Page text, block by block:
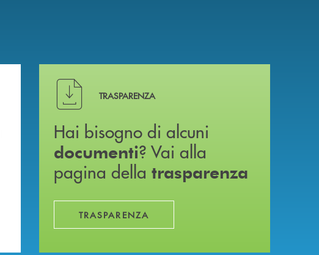
Hai bisogno di alcuni documenti ? Vai alla pagina della
TRASPARENZA
Hai bisogno di alcuni
documenti? Vai alla
pagina della trasparenza
TRASPARENZA